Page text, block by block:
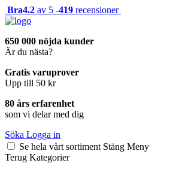
Bra4.2 av 5 -419 recensioner
650 000 nöjda kunder
Är du nästa?
Gratis varuprover
Upp till 50 kr
80 års erfarenhet
som vi delar med dig
Söka Logga in
Se hela vårt sortiment Stäng Meny
Terug Kategorier